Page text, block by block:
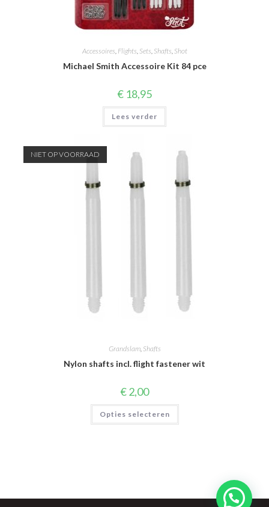
Accessoires Flights Sets Shafts Shot
Michael Smith Accessoire Kit 84 pce
€ 18,95
Lees verder
NIET OP VOORRAAD
Grandslam, Shafts
Nylon shafts incl. flight fastener wit
€2,00
Opties selecteren
Dit
heeft
de